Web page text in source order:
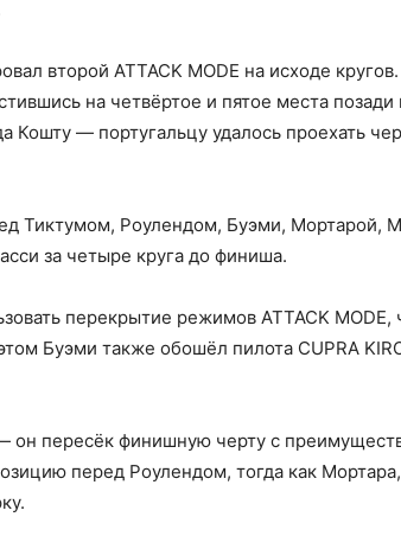
второй ATTACK MODE на исходе
на четвёртое и пятое места
Кошту — португальцу удалось проехать
Тиктумом, Роулендом, Буэми, Мортарой,
за четыре круга до финиша.
перекрытие режимов ATTACK
Буэми также обошёл пилота CUPRA
он пересёк финишную черту с
перед Роулендом, тогда как